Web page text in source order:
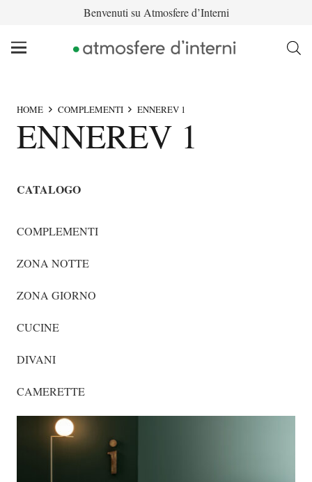
Benvenuti su Atmosfere d’Interni
HOME COMPLEMENTI ENNEREV 1
ENNEREV 1
CATALOGO
COMPLEMENTI
ZONA NOTTE
ZONA GIORNO
CUCINE
DIVANI
CAMERETTE